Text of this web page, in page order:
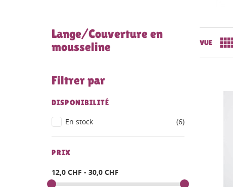
Lange/Couverture en
mousseline
Filtrer par
DISPONIBILITÉ
En stock (6)
PRIX
12,0 CHF - 30,0 CHF
VUE